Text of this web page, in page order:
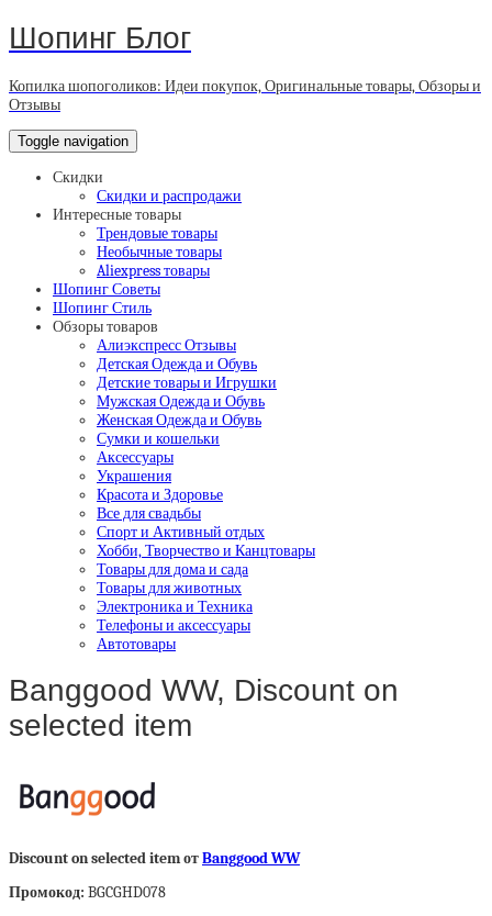
Шопинг Блог
Копилка шопоголиков: Идеи покупок, Оригинальные товары, Обзоры и
Отзывы
Toggle navigation
Скидки
Скидки и распродажи
Интересные товары
Трендовые товары
Необычные товары
Aliexpress товары
Шопинг Советы
Шопинг Стиль
Обзоры товаров
Алиэкспресс Отзывы
Детская Одежда и Обувь
Детские товары и Игрушки
Мужская Одежда и Обувь
Женская Одежда и Обувь
Сумки и кошельки
Аксессуары
Украшения
Красота и Здоровье
Все для свадьбы
Спорт и Активный отдых
Хобби, Творчество и Канцтовары
Товары для дома и сада
Товары для животных
Электроника и Техника
Телефоны и аксессуары
Автотовары
Banggood WW, Discount on
selected item
Discount on selected item отBanggood WW
Промокод: BGCGHD078